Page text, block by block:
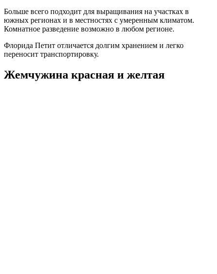
Больше всего подходит для выращивания на участках в
южных регионах и в местностях с умеренным климатом.
Комнатное разведение возможно в любом регионе.
Флорида Петит отличается долгим хранением и легко
переносит транспортировку.
Жемчужина красная и желтая